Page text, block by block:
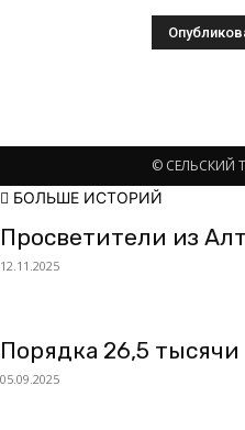
© СЕЛЬСКИЙ
БОЛЬШЕ ИСТОРИЙ
Просветители из
12.11.2025
Порядка 26,5
05.09.2025